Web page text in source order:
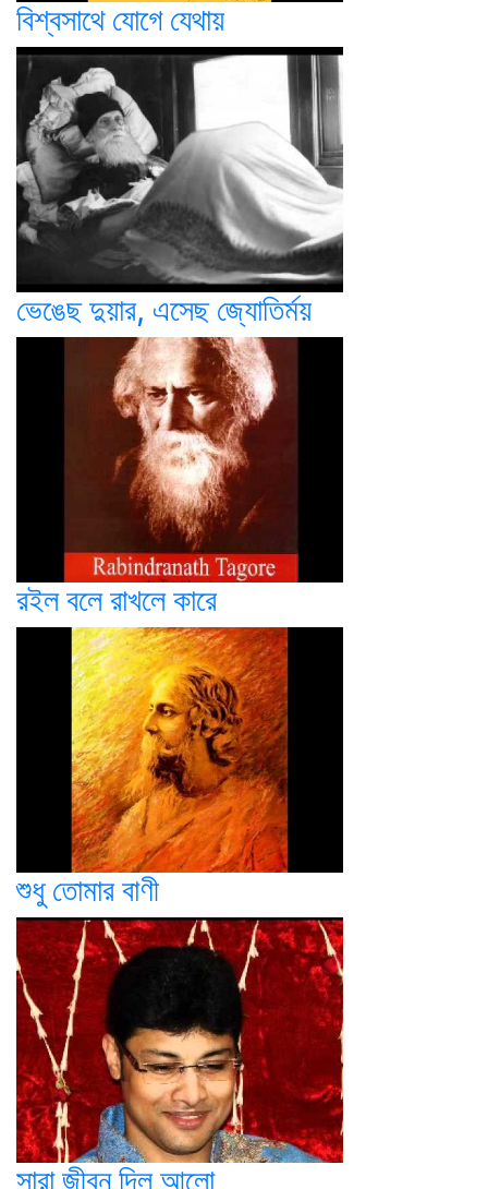
বিশ্বসাথে যোগে যেথায়
ভেঙেছ দুয়ার, এসেছ জ্যোতির্ময়
রইল বলে রাখলে কারে
শুধু তোমার বাণী
সারা জীবন দিল আলো